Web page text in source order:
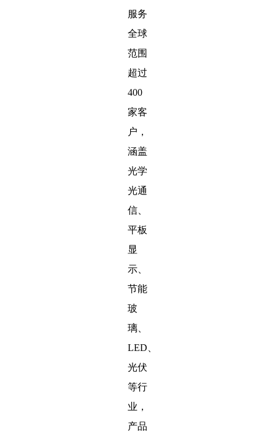
服务
全球
范围
超过
400
家客
户，
涵盖
光学
光通
信、
平板
显
示、
节能
玻
璃、
LED、
光伏
等行
业，
产品